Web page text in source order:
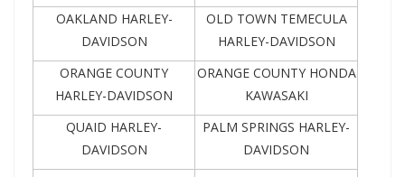
OAKLAND HARLEY-
DAVIDSON
OLD TOWN TEMECULA
HARLEY-DAVIDSON
ORANGE COUNTY
HARLEY-DAVIDSON
ORANGE COUNTY HONDA
KAWASAKI
QUAID HARLEY-
DAVIDSON
PALM SPRINGS HARLEY-
DAVIDSON